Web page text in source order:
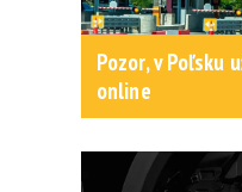
Pozor, v Poľsku
online